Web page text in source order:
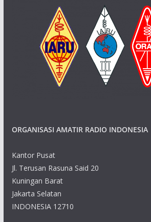
ORGANISASI AMATIR RADIO INDONESIA
Kantor Pusat
Jl. Terusan Rasuna Said 20
Kuningan Barat
Jakarta Selatan
INDONESIA 12710